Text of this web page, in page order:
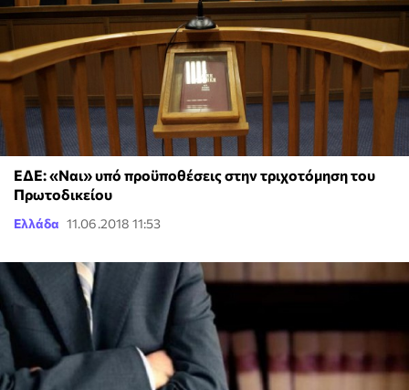
ΕΔΕ: «Ναι» υπό προϋποθέσεις στην τριχοτόμηση του
Πρωτοδικείου
Ελλάδα 11.06.2018 11:53